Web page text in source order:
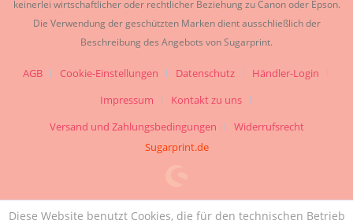
keinerlei wirtschaftlicher oder rechtlicher Beziehung zu Canon oder Epson.
Die Verwendung der geschützten Marken dient ausschließlich der
Beschreibung des Angebots von Sugarprint.
AGB Cookie-Einstellungen Datenschutz
Händler-Login
Impressum
Kontakt zu uns
Versand und Zahlungsbedingungen
Widerrufsrecht
Sugarprint.de
Diese Website benutzt Cookies, die für den technischen Betrieb